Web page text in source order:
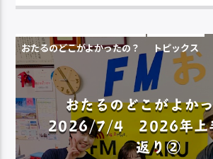
おたるのどこがよかったの？ トピックス
おたるのどこがよか
2026/7/4 2026年上
返り②